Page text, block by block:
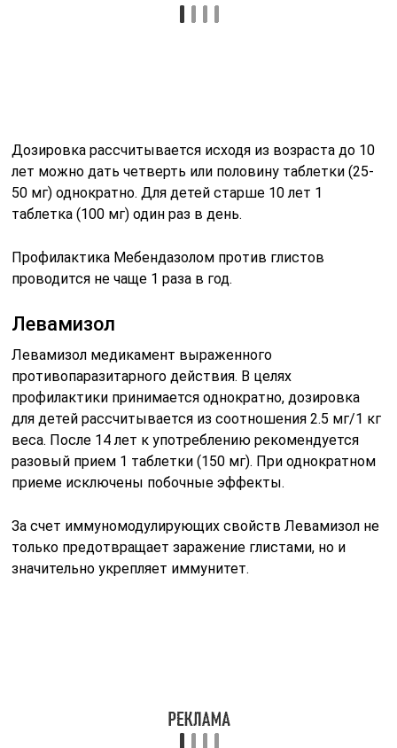
Дозировка рассчитывается исходя из возраста до 10
лет можно дать четверть или половину таблетки (25-
50 мг) однократно. Для детей старше 10 лет 1
таблетка (100 мг) один раз в день.
Профилактика Мебендазолом против глистов
проводится не чаще 1 раза в год.
Левамизол
Левамизол медикамент выраженного
противопаразитарного действия. В целях
профилактики принимается однократно, дозировка
для детей рассчитывается из соотношения 2.5 мг/1 кг
веса. После 14 лет к употреблению рекомендуется
разовый прием 1 таблетки (150 мг). При однократном
приеме исключены побочные эффекты.
За счет иммуномодулирующих свойств Левамизол не
только предотвращает заражение глистами, но и
значительно укрепляет иммунитет.